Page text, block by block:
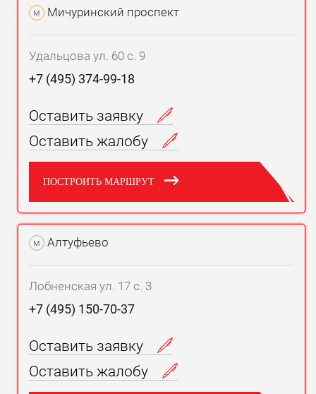
м Мичуринский проспект
Удальцова ул. 60 с. 9
+7 (495) 374-99-18
Оставить заявку
Оставить жалобу
ПОСТРОИТЬ МАРШРУТ
м Алтуфьево
Лобненская ул. 17 с. 3
+7 (495) 150-70-37
Оставить заявку
Оставить жалобу